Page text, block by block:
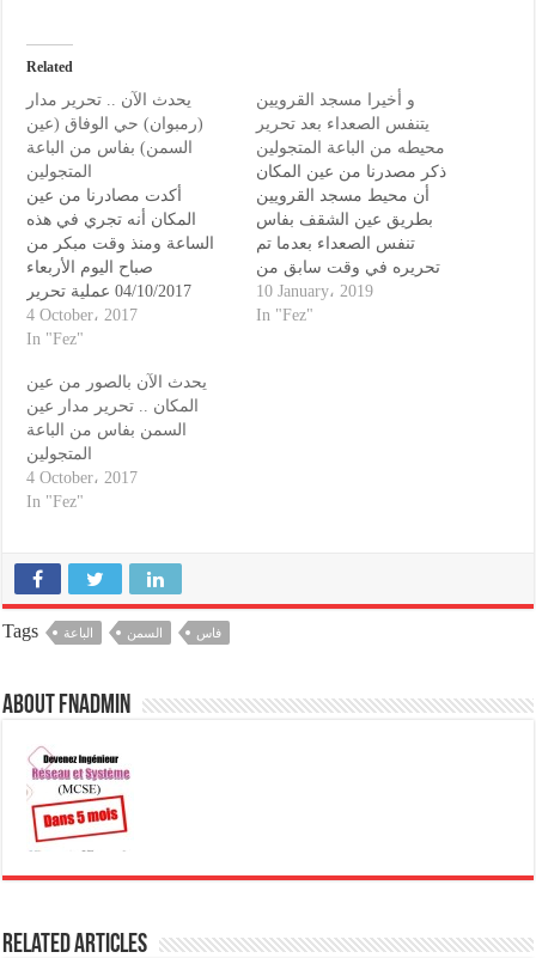
Related
يحدث الآن .. تحرير مدار
(رمبوان) حي الوفاق (عين
السمن) بفاس من الباعة
المتجولين
أكدت مصادرنا من عين
المكان أنه تجري في هذه
الساعة ومنذ وقت مبكر من
صباح اليوم الأربعاء
04/10/2017 عملية تحرير
المدار الطرقي وسط حي
الوفاق ، المعروف لدى
من الباعة الجائلين اللذين
أصبحوا قارين و نصبوا خيما أو
ما يشبه البيوتات منذ أمد بعيد
.…
4 October، 2017
In "Fez"
و أخيرا مسجد القرويين
يتنفس الصعداء بعد تحرير
محيطه من الباعة المتجولين
ذكر مصدرنا من عين المكان
أن محيط مسجد القرويين
بطريق عين الشقف بفاس
تنفس الصعداء بعدما تم
تحريره في وقت سابق من
نهار اليوم الخميس
10/10/2019 من جحافل الباعة
10 January، 2019
In "Fez"
يحدث الآن بالصور من عين
المكان .. تحرير مدار عين
السمن بفاس من الباعة
المتجولين
4 October، 2017
In "Fez"
Tags الباعة السمن فاس
About fnadmin
Related Articles